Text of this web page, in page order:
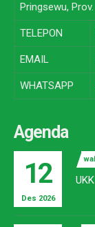
Pringsewu,
TELEPON
EMAIL
WHATSAPP
Agenda
12
Des 2026